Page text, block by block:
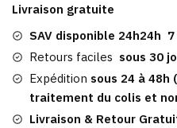
Noir
|
Thompson
Falls
Livraison gratuite
SAV disponible 24h24h
Retours faciles sous 30
Expédition sous 24 à 48h
traitement du colis et
Livraison & Retour